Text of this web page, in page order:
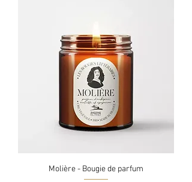
Molière - Bougie de parfum